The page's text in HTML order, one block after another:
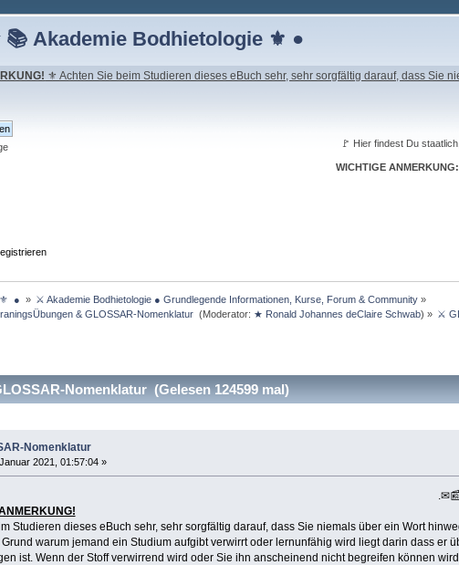
Akademie Bodhietologie ⚜ ●
⚜ Achten Sie beim Studieren dieses eBuch sehr, sehr sorgfältig darauf, dass Sie
🚩 Hier findest Du
WICHTIGE ANMERKUNG:
⚜  ● » ⚔ Akademie Bodhietologie ● Grundlegende Informationen, Kurse, Forum & Community »
& GLOSSAR-Nomenklatur (Moderator: ★ Ronald Johannes deClaire Schwab) » ⚔
Nomenklatur (Gelesen 124599 mal)
Nomenklatur
2021, 01:57:04 »
Studieren dieses eBuch sehr, sehr sorgfältig darauf, dass Sie niemals über ein Wort
warum jemand ein Studium aufgibt verwirrt oder lernunfähig wird liegt darin dass er
ist. Wenn der Stoff verwirrend wird oder Sie ihn anscheinend nicht begreifen können